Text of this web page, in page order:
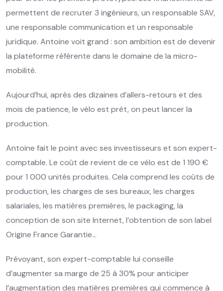
permettent de recruter 3 ingénieurs, un responsable SAV,
une responsable communication et un responsable
juridique. Antoine voit grand : son ambition est de devenir
la plateforme référente dans le domaine de la micro-
mobilité.
Aujourd’hui, après des dizaines d’allers-retours et des
mois de patience, le vélo est prêt, on peut lancer la
production.
Antoine fait le point avec ses investisseurs et son expert-
comptable. Le coût de revient de ce vélo est de 1 190 €
pour 1 000 unités produites. Cela comprend les coûts de
production, les charges de ses bureaux, les charges
salariales, les matières premières, le packaging, la
conception de son site Internet, l’obtention de son label
Origine France Garantie…
Prévoyant, son expert-comptable lui conseille
d’augmenter sa marge de 25 à 30% pour anticiper
l’augmentation des matières premières qui commence à